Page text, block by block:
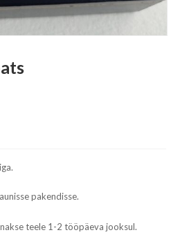
pakendisse.
teele 1-2 tööpäeva jooksul.